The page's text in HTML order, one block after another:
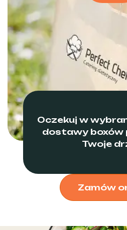
Oczekuj w
dostawy boxów
Twoje
Zamów